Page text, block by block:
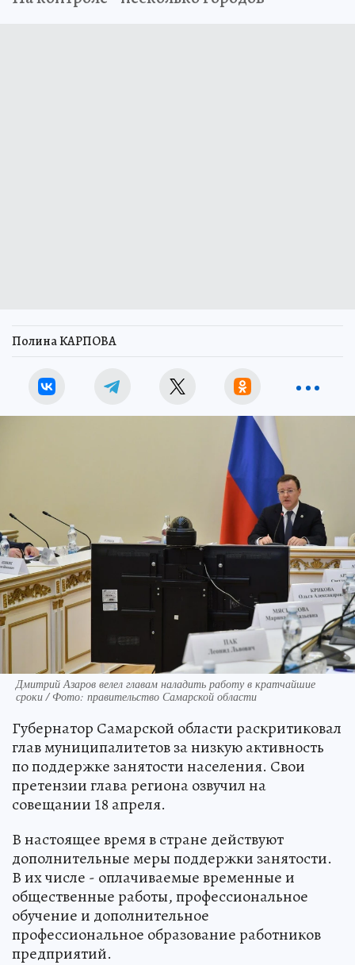
Полина КАРПОВА
Дмитрий Азаров велел главам наладить работу в кратчайшие
сроки / Фото: правительство Самарской области
Губернатор Самарской области раскритиковал
глав муниципалитетов за низкую активность
по поддержке занятости населения. Свои
претензии глава региона озвучил на
совещании 18 апреля.
В настоящее время в стране действуют
дополнительные меры поддержки занятости.
В их числе - оплачиваемые временные и
общественные работы, профессиональное
обучение и дополнительное
профессиональное образование работников
предприятий.